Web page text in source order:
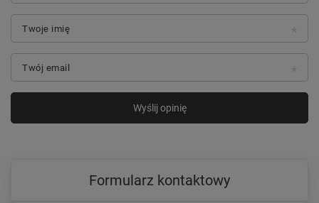
Twoje imię
Twój email
Wyślij opinię
Formularz kontaktowy